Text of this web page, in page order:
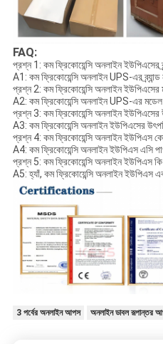
FAQ:
প্রশ্ন 1: কম ফ্রিকোয়েন্সি অনলাইন ইউপিএসের
A1: কম ফ্রিকোয়েন্সি অনলাইন UPS-এর
প্রশ্ন 2: কম ফ্রিকোয়েন্সি অনলাইন ইউপিএসের
A2: কম ফ্রিকোয়েন্সি অনলাইন UPS-এর
প্রশ্ন 3: কম ফ্রিকোয়েন্সি অনলাইন
A3: কম ফ্রিকোয়েন্সি অনলাইন ইউপিএসের
প্রশ্ন 4: কম ফ্রিকোয়েন্সি অনলাইন ইউপিএস
A4: কম ফ্রিকোয়েন্সি অনলাইন ইউপিএস এসি
প্রশ্ন 5: কম ফ্রিকোয়েন্সি অনলাইন ইউপিএস
A5: হ্যাঁ, কম ফ্রিকোয়েন্সি অনলাইন ইউপিএস
3 পর্বের অনলাইন আপস অনলাইন ডাবল রূপান্তর